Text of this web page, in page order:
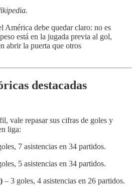
América debe quedar claro: no es
está en la jugada previa al gol,
abrir la puerta que otros
destacadas
vale repasar sus cifras de goles y
liga:
7 asistencias en 34 partidos.
5 asistencias en 34 partidos.
– 3 goles, 4 asistencias en 26 partidos.